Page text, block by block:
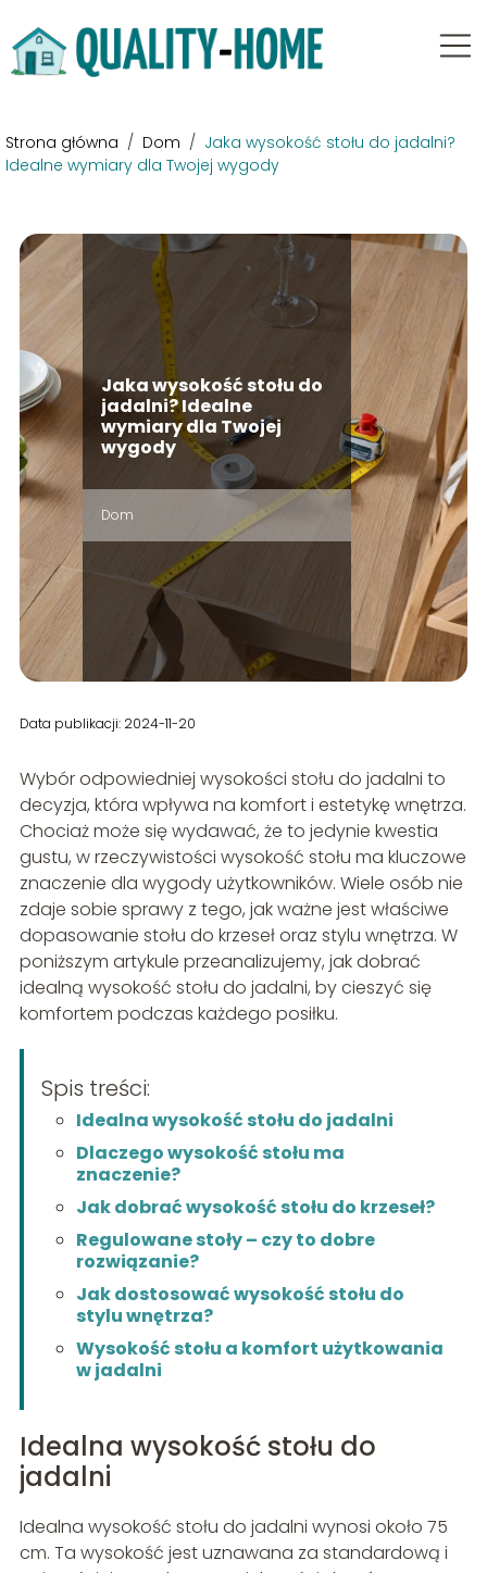
Strona główna / Dom / Jaka wysokość stołu do jadalni?
Idealne wymiary dla Twojej wygody
Jaka wysokość stołu do
jadalni? Idealne
wymiary dla Twojej
wygody
Dom
Data publikacji: 2024-11-20
Wybór odpowiedniej wysokości stołu do jadalni to
decyzja, która wpływa na komfort i estetykę wnętrza.
Chociaż może się wydawać, że to jedynie kwestia
gustu, w rzeczywistości wysokość stołu ma kluczowe
znaczenie dla wygody użytkowników. Wiele osób nie
zdaje sobie sprawy z tego, jak ważne jest właściwe
dopasowanie stołu do krzeseł oraz stylu wnętrza. W
poniższym artykule przeanalizujemy, jak dobrać
idealną wysokość stołu do jadalni, by cieszyć się
komfortem podczas każdego posiłku.
Spis treści:
Idealna wysokość stołu do jadalni
Dlaczego wysokość stołu ma
znaczenie?
Jak dobrać wysokość stołu do krzeseł?
Regulowane stoły – czy to dobre
rozwiązanie?
Jak dostosować wysokość stołu do
stylu wnętrza?
Wysokość stołu a komfort użytkowania
w jadalni
Idealna wysokość stołu do
jadalni
Idealna wysokość stołu do jadalni wynosi około 75
cm. Ta wysokość jest uznawana za standardową i